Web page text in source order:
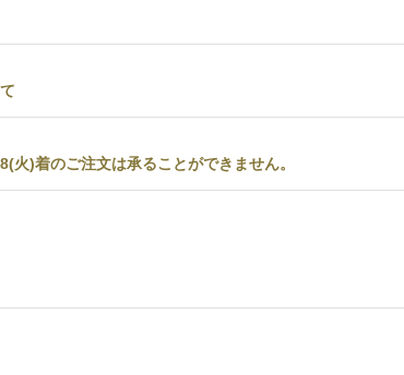
)着のご注文は承ることができません。